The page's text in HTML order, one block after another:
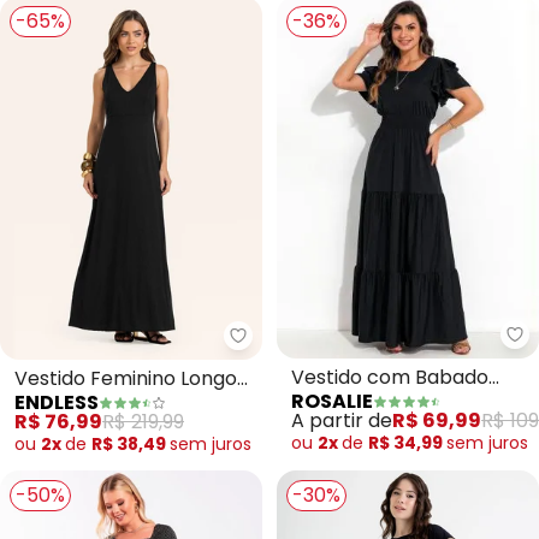
-65%
Endless - Vestido Feminino
Vestido Feminino Longo
(Preto)
ENDLESS
R$ 76,99R$ 219,99
ou 2xde R$ 38,49sem juros
-36%
Vestido com Babado
(Preto)
ROSALIE
A partir deR$ 69,99R$
ou 2xde R$ 34,99sem juros
-50% -30%